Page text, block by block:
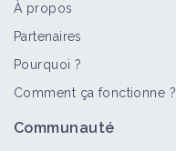
À propos
Partenaires
Pourquoi ?
Comment ça fonctionne ?
Communauté